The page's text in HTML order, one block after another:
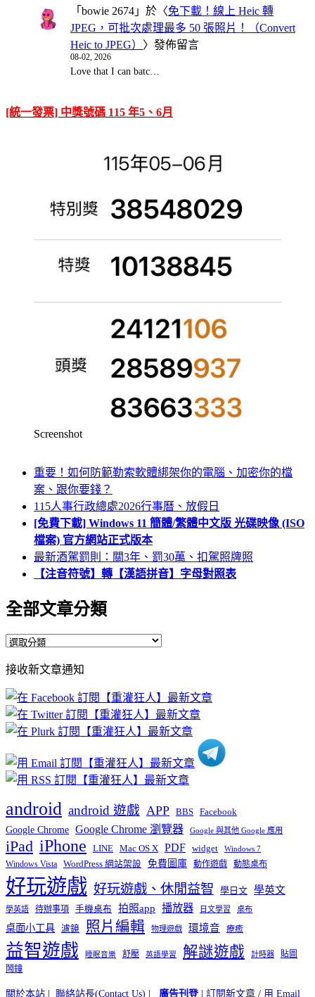
「 bowie 2674 」於〈免下載！線上 Heic 轉
JPEG，可批次處理最多 50 張照片！（Convert
Heic to JPEG） 〉發佈留言
08-02, 2026
Love that I can batc…
[統一發票] 中獎號碼 115 年5、6月
Screenshot
重要！如何防範勒索軟體綁架你的電腦、加密你的檔
案、跟你要錢？
115人事行政總處2026行事曆、放假日
[免費下載] Windows 11 簡體/繁體中文版 光碟映像 (ISO
檔案) 官方網站正式版本
最新酒駕罰則：關3年、罰30萬、扣駕照牌照
【注音符號】轉【漢語拼音】字母對照表
全部文章分類
全
文
章
分
類
接收新文章通知
android android 遊戲 APP BBS Facebook
Google Chrome Google Chrome 瀏覽器 Google 與其他 Google 應用
iPad iPhone LINE Mac OS X PDF widget Windows 7
Windows Vista WordPress 網站架設 免費圖庫 動作遊戲 動態桌布
好玩遊戲 好玩遊戲、休閒益智 學日文 學英文
學英語 待辦事項 手機桌布 拍照app 播放器 日文學習 桌布
桌面小工具 濾鏡 照片編輯 物理遊戲 環境音 療癒
益智遊戲 睡眠音樂 舒壓 英語學習 解謎遊戲 計時器
貼圖
鬧鐘
關於本站 | 聯絡站長(Contact Us) | 廣告刊登| 訂閱新文章 / 用 Email